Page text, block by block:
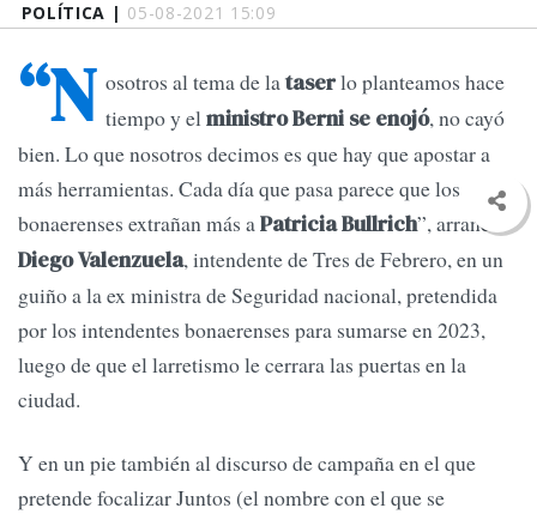
POLÍTICA | 05-08-2021 15:09
“N osotros al tema de lataserlo planteamos hace
tiempo y elministro Berni se enojó, no cayó
bien. Lo que nosotros decimos es que hay que apostar a
más herramientas. Cada día que pasa parece que los
bonaerenses extrañan más aPatricia Bullrich”, arranca
Diego Valenzuela, intendente de Tres de Febrero, en un
guiño a la ex ministra de Seguridad nacional, pretendida
por los intendentes bonaerenses para sumarse en 2023,
luego de que el larretismo le cerrara las puertas en la
ciudad.
Y en un pie también al discurso de campaña en el que
pretende focalizar Juntos (el nombre con el que se